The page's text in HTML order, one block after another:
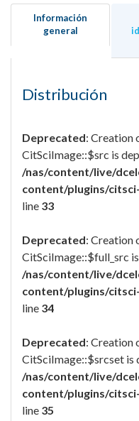
Información
general
Distribución
Deprecated: Creation
CitSciImage::$src is
/nas/content/live/
content/plugins/
line 33
Deprecated: Creation
CitSciImage::$full_src
/nas/content/live/
content/plugins/
line 34
Deprecated: Creation
CitSciImage::$srcset is
/nas/content/live/
content/plugins/
line 35